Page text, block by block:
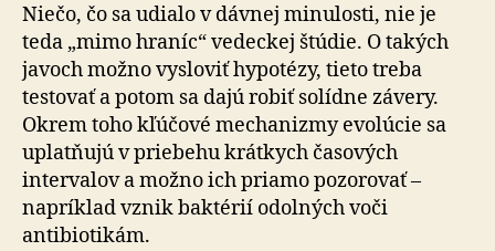
Niečo, čo sa udialo v dávnej minulosti, nie je
teda „mimo hraníc“ vedeckej štúdie. O takých
javoch možno vysloviť hypotézy, tieto treba
testovať a potom sa dajú robiť solídne závery.
Okrem toho kľúčové mechanizmy evolúcie sa
uplatňujú v priebehu krátkych časových
intervalov a možno ich priamo pozorovať –
napríklad vznik baktérií odolných voči
antibiotikám.